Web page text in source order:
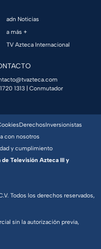
adn Noticias
a más +
TV Azteca Internacional
1313 | Conmutador
Todos los derechos reservados,
sin la autorización previa,
DerechosInversionistas
con nosotros
y cumplimiento
Televisión Azteca III y